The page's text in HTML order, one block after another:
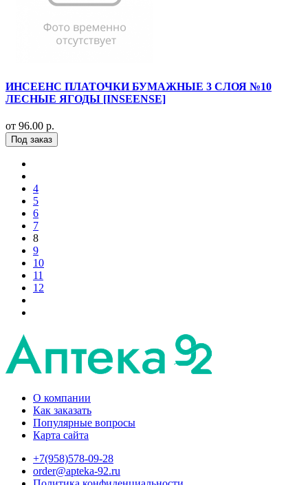
ИНСЕЕНС ПЛАТОЧКИ БУМАЖНЫЕ 3 СЛОЯ №10
ЛЕСНЫЕ ЯГОДЫ [INSEENSE]
от 96.00 р.
Под заказ
4
5
6
7
8
9
10
11
12
О компании
Как заказать
Популярные вопросы
Карта сайта
+7(958)578-09-28
order@apteka-92.ru